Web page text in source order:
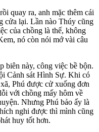
quay ra, anh mặc thêm cái
cửa lại. Lần nào Thúy cũng
của chồng là thế, không
nó còn nói mớ vài câu
biên này, công việc bề bộn.
Cảnh sát Hình Sự. Khi có
Phú được cử xuống đơn
với chồng mấy hôm về
Nhưng Phú bảo ấy là
nghi được thì mình cũng
huy tốt hơn.